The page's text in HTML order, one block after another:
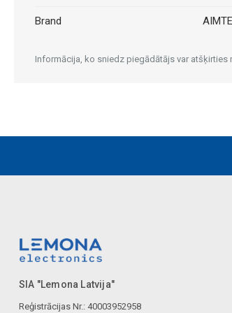
Brand
Informācija, ko sniedz piegādātājs var
SIA "Lemona Latvija"
Reģistrācijas Nr.: 40003952958